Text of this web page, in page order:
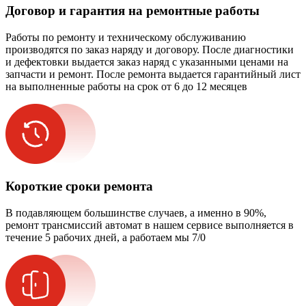
Договор и гарантия на ремонтные работы
Работы по ремонту и техническому обслуживанию
производятся по заказ наряду и договору. После диагностики
и дефектовки выдается заказ наряд с указанными ценами на
запчасти и ремонт. После ремонта выдается гарантийный лист
на выполненные работы на срок от 6 до 12 месяцев
Короткие сроки ремонта
В подавляющем большинстве случаев, а именно в 90%,
ремонт трансмиссий автомат в нашем сервисе выполняется в
течение 5 рабочих дней, а работаем мы 7/0